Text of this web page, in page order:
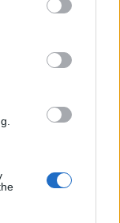
Kontext.
Traumas
zu
immer noch
fühlen noch
–
letzten Jahren